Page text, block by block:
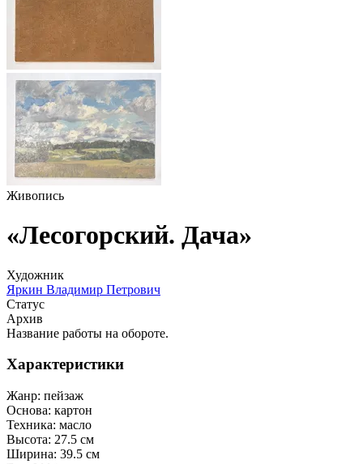
Живопись
«Лесогорский. Дача»
Художник
Яркин Владимир Петрович
Статус
Архив
Название работы на обороте.
Характеристики
Жанр: пейзаж
Основа: картон
Техника: масло
Высота: 27.5 см
Ширина: 39.5 см